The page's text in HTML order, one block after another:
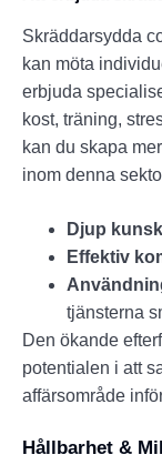
Skräddarsydda
kan möta
erbjuda
kost, träning,
kan du skapa
inom denna
Djup
Effektiv
tjänsterna
Den ökande
potentialen i att
affärsområde
Hållbarhet &